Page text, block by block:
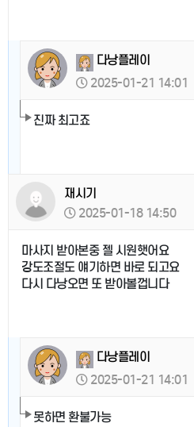
다낭플레이
2025-01-21 14:01
진짜 최고죠
재시기
2025-01-18 14:50
마사지 받아본중 젤 시원햇어요
강도조절도 얘기하면 바로 되고요
다시 다낭오면 또 받아볼껍니다
다낭플레이
2025-01-21 14:01
못하면 환불가능